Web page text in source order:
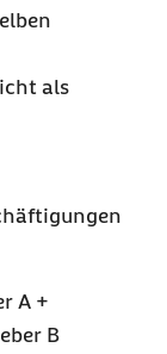
als
A +
B